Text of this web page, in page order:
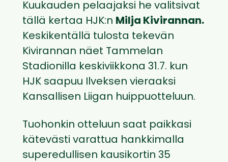
Kuukauden pelaajaksi he valitsivat
tällä kertaa HJK:n Milja Kivirannan.
Keskikentällä tulosta tekevän
Kivirannan näet Tammelan
Stadionilla keskiviikkona 31.7. kun
HJK saapuu Ilveksen vieraaksi
Kansallisen Liigan huippuotteluun.
Tuohonkin otteluun saat paikkasi
kätevästi varattua hankkimalla
superedullisen kausikortin 35